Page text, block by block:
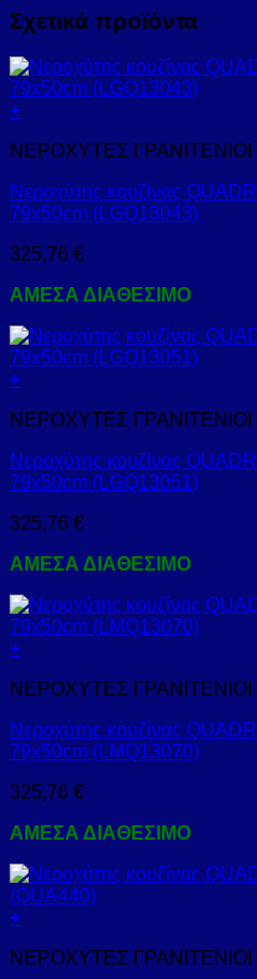
Σχετικά προϊόντα
+
ΝΕΡΟΧΥΤΕΣ ΓΡΑΝΙΤΕΝΙΟΙ
Νεροχύτης κουζίνας
79x50cm (LGQ13043)
325,76 €
ΑΜΕΣΑ ΔΙΑΘΕΣΙΜΟ
+
ΝΕΡΟΧΥΤΕΣ ΓΡΑΝΙΤΕΝΙΟΙ
Νεροχύτης κουζίνας
79x50cm (LGQ13051)
325,76 €
ΑΜΕΣΑ ΔΙΑΘΕΣΙΜΟ
+
ΝΕΡΟΧΥΤΕΣ ΓΡΑΝΙΤΕΝΙΟΙ
Νεροχύτης κουζίνας
79x50cm (LMQ13070)
325,76 €
ΑΜΕΣΑ ΔΙΑΘΕΣΙΜΟ
+
ΝΕΡΟΧΥΤΕΣ ΓΡΑΝΙΤΕΝΙΟΙ